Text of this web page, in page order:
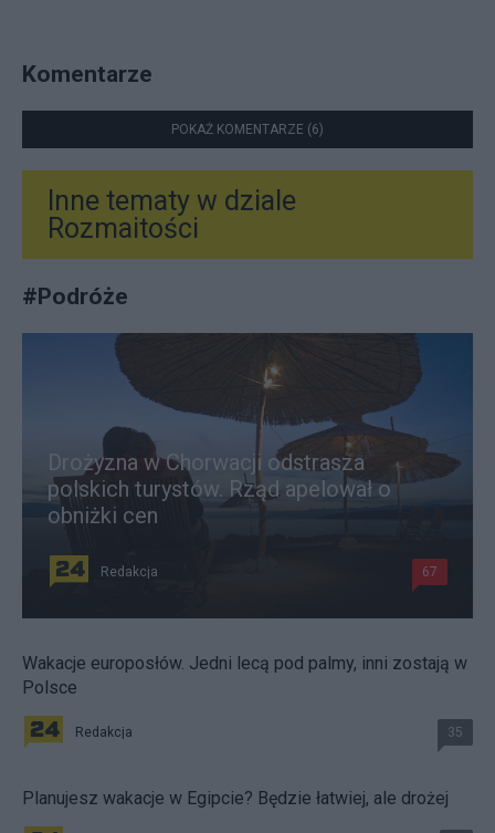
Komentarze
POKAŻ KOMENTARZE (6)
Inne tematy w dziale
Rozmaitości
#Podróże
Drożyzna w Chorwacji odstrasza
polskich turystów. Rząd apelował o
obniżki cen
Redakcja 67
Wakacje europosłów. Jedni lecą pod palmy, inni zostają w
Polsce
Redakcja 35
Planujesz wakacje w Egipcie? Będzie łatwiej, ale drożej